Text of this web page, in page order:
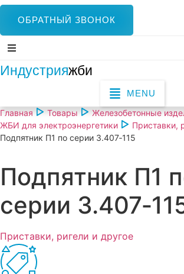
ОБРАТНЫЙ ЗВОНОК
Индустрияжби
MENU
Главная
Товары
Железобетонные
ЖБИ для электроэнергетики
Приставки,
Подпятник П1 по серии 3.407‑115
Подпятник П1
серии
Приставки, ригели и другое